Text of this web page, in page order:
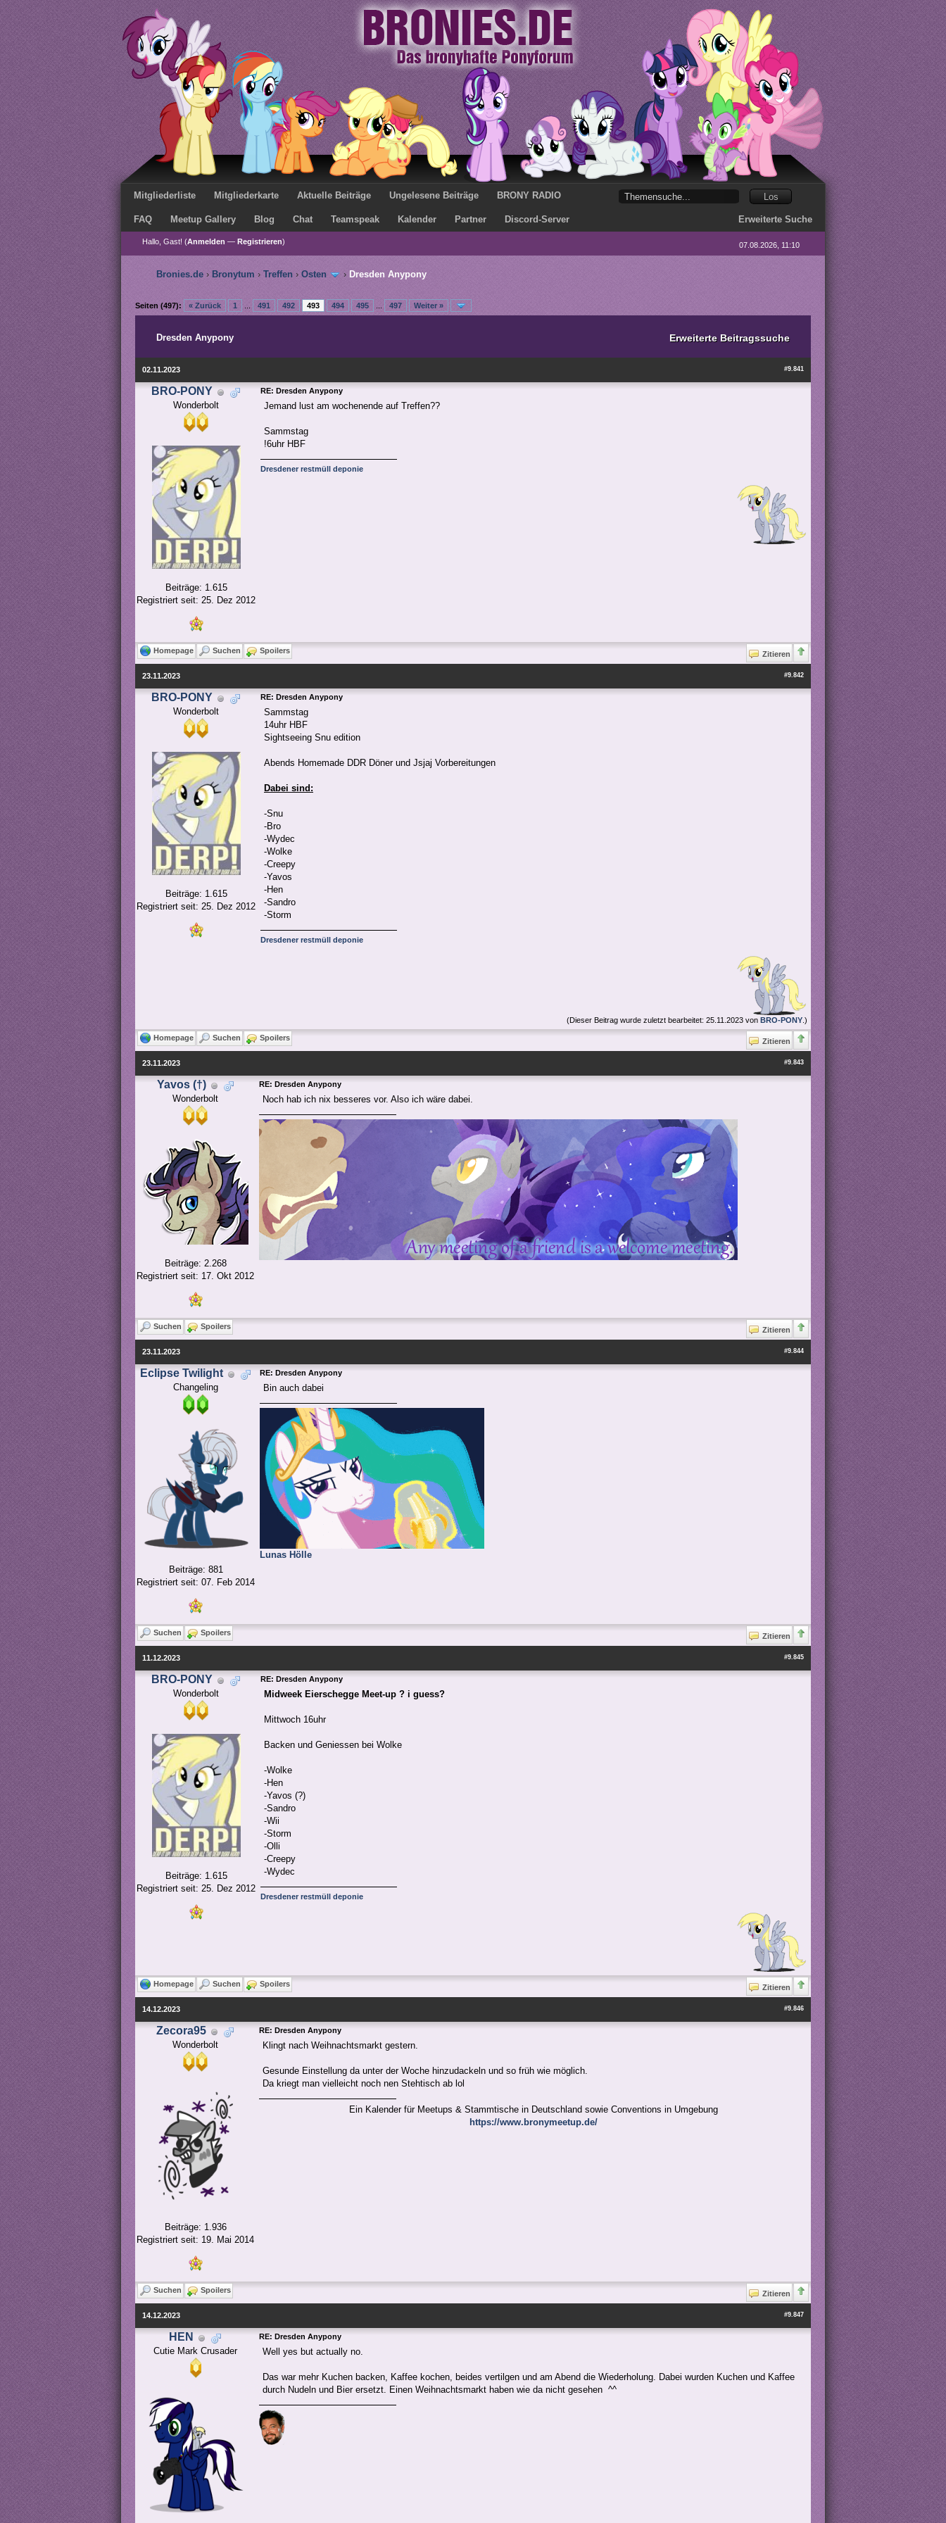
Mitgliederliste Mitgliederkarte Aktuelle Beiträge Ungelesene Beiträge BRONY RADIO
FAQ Meetup Gallery Blog Chat Teamspeak Kalender Partner Discord-Server Erweiterte Suche
Hallo, Gast! (Anmelden — Registrieren) 07.08.2026, 11:10
Bronies.de › Bronytum › Treffen › Osten › Dresden Anypony
Seiten (497): « Zurück 1 491 492 493 494 495 497 Weiter »
Erweiterte Beitragssuche
Dresden Anypony
#9.841
02.11.2023
BRO-PONY
Wonderbolt
Beiträge: 1.615
Registriert seit: 25. Dez 2012
RE: Dresden Anypony
Jemand lust am wochenende auf Treffen??
Sammstag
!6uhr HBF
Dresdener restmüll deponie
Homepage Suchen Spoilers Zitieren
#9.842
23.11.2023
BRO-PONY
Wonderbolt
Beiträge: 1.615
Registriert seit: 25. Dez 2012
RE: Dresden Anypony
Sammstag
14uhr HBF
Sightseeing Snu edition
Abends Homemade DDR Döner und Jsjaj Vorbereitungen
Dabei sind:
-Snu
-Bro
-Wydec
-Wolke
-Creepy
-Yavos
-Hen
-Sandro
-Storm
Dresdener restmüll deponie
(Dieser Beitrag wurde zuletzt bearbeitet: 25.11.2023 von BRO-PONY .)
Homepage Suchen Spoilers Zitieren
#9.843
23.11.2023
Yavos (†)
Wonderbolt
Beiträge: 2.268
Registriert seit: 17. Okt 2012
RE: Dresden Anypony
Noch hab ich nix besseres vor. Also ich wäre dabei.
Suchen Spoilers Zitieren
#9.844
23.11.2023
Eclipse Twilight
Changeling
Beiträge: 881
Registriert seit: 07. Feb 2014
RE: Dresden Anypony
Bin auch dabei
Lunas Hölle
Suchen Spoilers Zitieren
#9.845
11.12.2023
BRO-PONY
Wonderbolt
Beiträge: 1.615
Registriert seit: 25. Dez 2012
RE: Dresden Anypony
Midweek Eierschegge Meet-up ? i guess?
Mittwoch 16uhr
Backen und Geniessen bei Wolke
-Wolke
-Hen
-Yavos (?)
-Sandro
-Wii
-Storm
-Olli
-Creepy
-Wydec
Dresdener restmüll deponie
Homepage Suchen Spoilers Zitieren
#9.846
14.12.2023
Zecora95
Wonderbolt
Beiträge: 1.936
Registriert seit: 19. Mai 2014
RE: Dresden Anypony
Klingt nach Weihnachtsmarkt gestern.
Gesunde Einstellung da unter der Woche hinzudackeln und so früh wie möglich.
Da kriegt man vielleicht noch nen Stehtisch ab lol
Ein Kalender für Meetups & Stammtische in Deutschland sowie Conventions in Umgebung
https://www.bronymeetup.de/
Suchen Spoilers Zitieren
#9.847
14.12.2023
HEN
Cutie Mark Crusader
RE: Dresden Anypony
Well yes but actually no.
Das war mehr Kuchen backen, Kaffee kochen, beides vertilgen und am Abend die Wiederholung. Dabei wurden Kuchen und Kaffee
durch Nudeln und Bier ersetzt. Einen Weihnachtsmarkt haben wie da nicht gesehen ^^